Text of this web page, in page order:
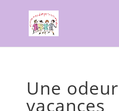
Une
vacances